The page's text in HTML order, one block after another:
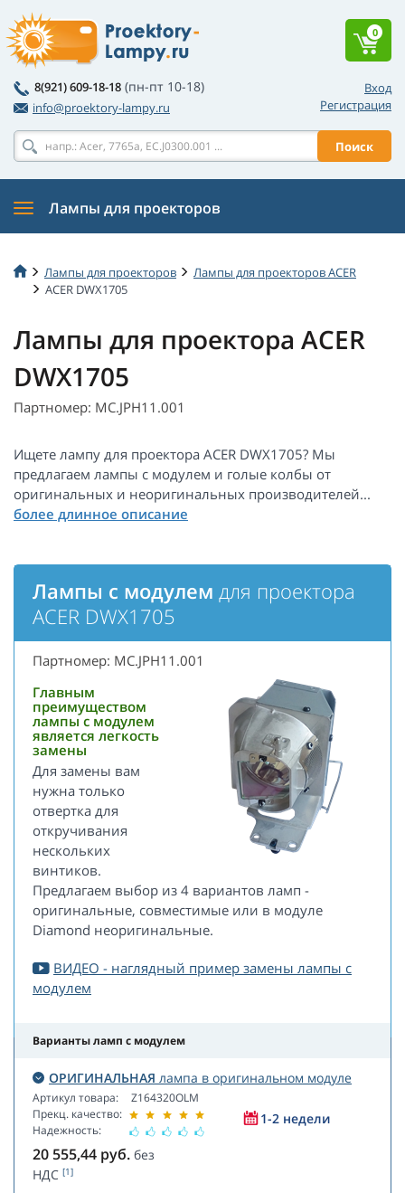
Вход
Регистрация
8(921) 609-18-18 (пн-пт 10-18)
info@proektory-lampy.ru
Поиск
0
Лампы для проекторов
Лампы для проекторов
Лампы для проекторов ACER
ACER DWX1705
Лампы для проектора ACER
DWX1705
Партномер: MC.JPH11.001
Ищете лампу для проектора ACER DWX1705? Мы
предлагаем лампы с модулем и голые колбы от
оригинальных и неоригинальных производителей...
Лампы с модулем для проектора
ACER DWX1705
Партномер: MC.JPH11.001
Главным
преимуществом
лампы с модулем
является легкость
замены
Для замены вам
нужна только
отвертка для
откручивания
нескольких
винтиков.
Предлагаем выбор из 4 вариантов ламп -
оригинальные, совместимые или в модуле
Diamond неоригинальные.
ВИДЕО - наглядный пример замены лампы с
модулем
Варианты ламп с модулем
ОРИГИНАЛЬНАЯ лампа в оригинальном модуле
Артикул товара:
Прекц. качество:
Надежность:
Z164320OLM
1-2 недели
20 555,44 руб. без
НДС [1]